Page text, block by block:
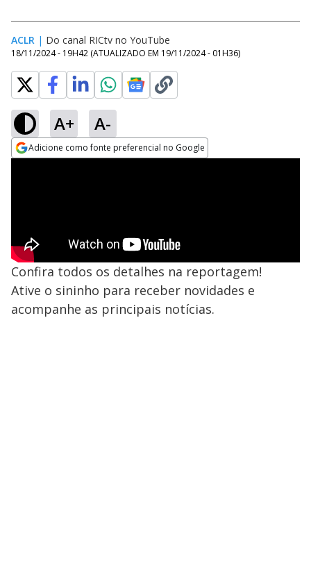
ACLR | Do canal RICtv no YouTube
18/11/2024 - 19H42 (ATUALIZADO EM 19/11/2024 - 01H36)
A+ A-
Adicione como fonte preferencial no Google
Confira todos os detalhes na reportagem!
Ative o sininho para receber novidades e
acompanhe as principais notícias.